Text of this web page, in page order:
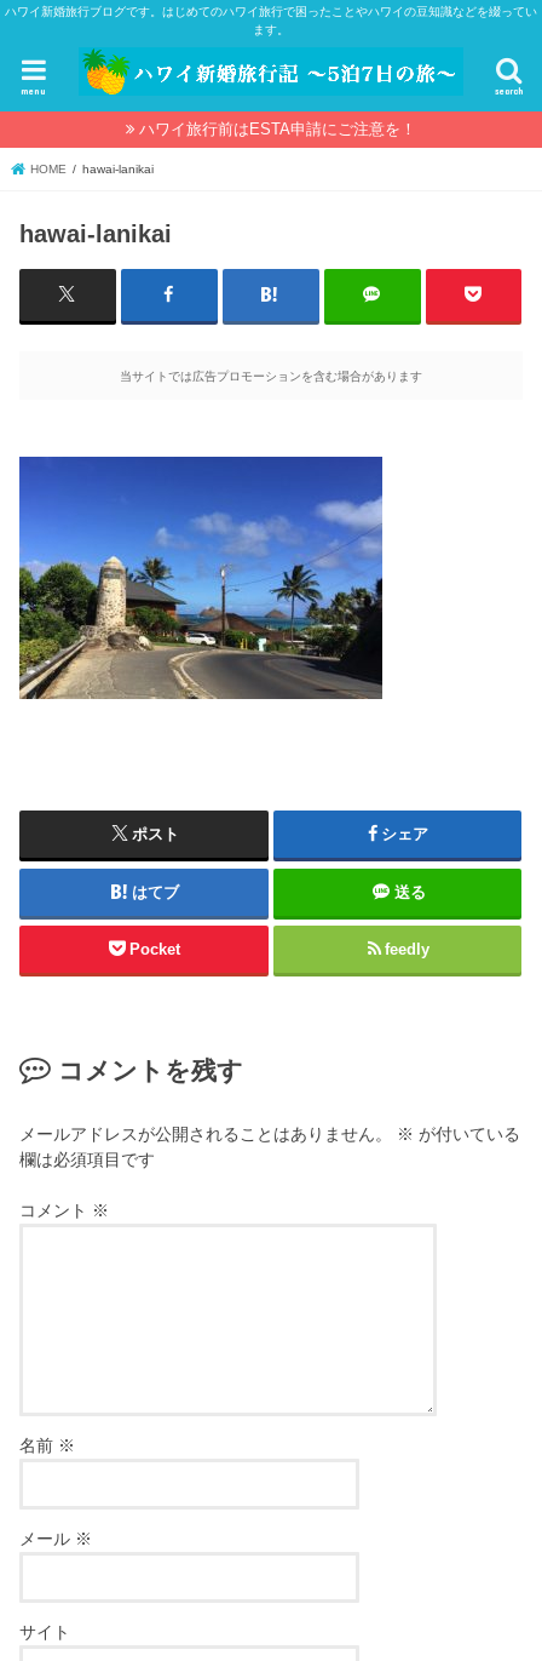
ハワイ新婚旅行ブログです。はじめてのハワイ旅行で困ったことやハワイの豆知識などを綴ってい
ます。
search
menu
ハワイ旅行前はESTA申請にご注意を！
HOME hawai-lanikai
hawai-lanikai
当サイトでは広告プロモーションを含む場合があります
ポスト シェア
はてブ 送る
Pocket feedly
コメントを残す
メールアドレスが公開されることはありません。 ※ が付いている
欄は必須項目です
コメント ※
名前 ※
メール ※
サイト